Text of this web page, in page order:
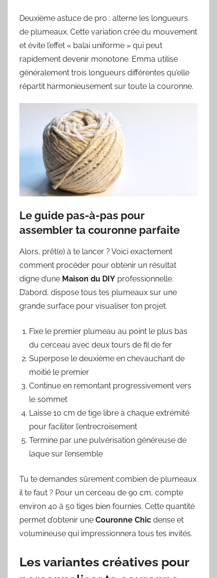
Deuxième astuce de pro : alterne les longueurs
de plumeaux. Cette variation crée du mouvement
et évite l’effet « balai uniforme » qui peut
rapidement devenir monotone. Emma utilise
généralement trois longueurs différentes qu’elle
répartit harmonieusement sur toute la couronne.
Le guide pas-à-pas pour
assembler ta couronne parfaite
Alors, prêt(e) à te lancer ? Voici exactement
comment procéder pour obtenir un résultat
digne d’une Maison du DIY professionnelle.
D’abord, dispose tous tes plumeaux sur une
grande surface pour visualiser ton projet.
Fixe le premier plumeau au point le plus bas
du cerceau avec deux tours de fil de fer
Superpose le deuxième en chevauchant de
moitié le premier
Continue en remontant progressivement vers
le sommet
Laisse 10 cm de tige libre à chaque extrémité
pour faciliter l’entrecroisement
Termine par une pulvérisation généreuse de
laque sur l’ensemble
Tu te demandes sûrement combien de plumeaux
il te faut ? Pour un cerceau de 90 cm, compte
environ 40 à 50 tiges bien fournies. Cette quantité
permet d’obtenir une Couronne Chic dense et
volumineuse qui impressionnera tous tes invités.
Les variantes créatives pour